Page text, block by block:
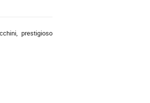
prestigioso